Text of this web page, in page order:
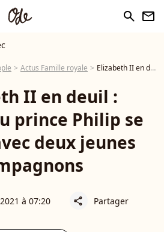
search newsletter
Actus Famille royale Elizabeth II en deuil : l'épouse du prince Philip se console avec deux jeunes compagnons
II en deuil :
prince Philip se
deux jeunes
à 07:20 share Partager